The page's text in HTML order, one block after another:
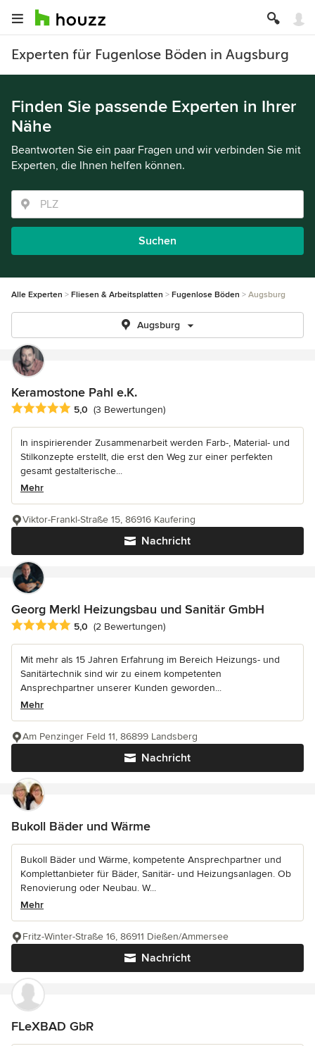
Experten für Fugenlose Böden in Augsburg
Finden Sie passende Experten in Ihrer
Nähe
Beantworten Sie ein paar Fragen und wir verbinden Sie mit
Experten, die Ihnen helfen können.
Suchen
Alle Experten Fliesen & Arbeitsplatten Fugenlose Böden Augsburg
Augsburg
Keramostone Pahl e.K.
Durchschnittliche Bewertung: 5 von 5 Sternen
5,0 (3 Bewertungen)
In inspirierender Zusammenarbeit werden Farb-, Material- und
Stilkonzepte erstellt, die erst den Weg zur einer perfekten
gesamt gestalterische...
Mehr
Nachricht
Viktor-Frankl-Straße 15, 86916 Kaufering
Georg Merkl Heizungsbau und Sanitär GmbH
Durchschnittliche Bewertung: 5 von 5 Sternen
5,0 (2 Bewertungen)
Mit mehr als 15 Jahren Erfahrung im Bereich Heizungs- und
Sanitärtechnik sind wir zu einem kompetenten
Ansprechpartner unserer Kunden geworden...
Mehr
Nachricht
Am Penzinger Feld 11, 86899 Landsberg
Bukoll Bäder und Wärme
Bukoll Bäder und Wärme, kompetente Ansprechpartner und
Komplettanbieter für Bäder, Sanitär- und Heizungsanlagen. Ob
Renovierung oder Neubau. W...
Mehr
Nachricht
Fritz-Winter-Straße 16, 86911 Dießen/Ammersee
FLeXBAD GbR